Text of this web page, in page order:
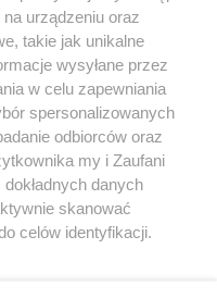
urządzeniu oraz
takie jak unikalne
wysyłane przez
w celu zapewniania
spersonalizowanych
odbiorców oraz
my i Zaufani
danych
skanować
celów identyfikacji.